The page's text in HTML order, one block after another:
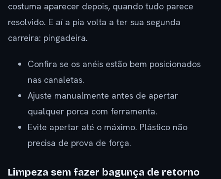
costuma aparecer depois, quando tudo parece
resolvido. E aí a pia volta a ter sua segunda
carreira: pingadeira.
Confira se os anéis estão bem posicionados
nas canaletas.
Ajuste manualmente antes de apertar
qualquer porca com ferramenta.
Evite apertar até o máximo. Plástico não
precisa de prova de força.
Limpeza sem fazer bagunça de retorno